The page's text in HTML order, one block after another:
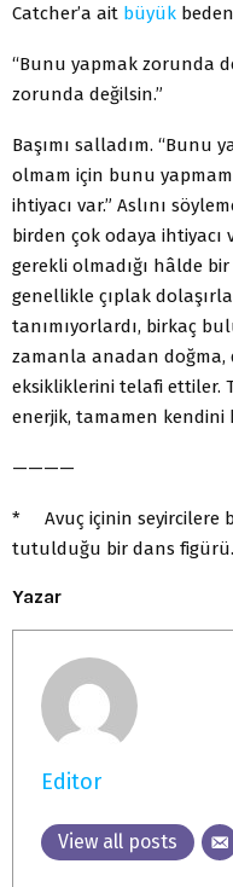
Catcher’a ait büyük
“Bunu yapmak zorunda
zorunda değilsin.”
Başımı salladım. “Bunu
olmam için bunu
ihtiyacı var.” Aslını
birden çok odaya ihtiyacı
gerekli olmadığı hâlde
genellikle çıplak
tanımıyorlardı, birkaç
zamanla anadan doğma,
eksikliklerini telafi ettiler.
enerjik, tamamen kendini
————
* Avuç içinin seyircilere
tutulduğu bir dans figürü.
Yazar
Editor
View all posts